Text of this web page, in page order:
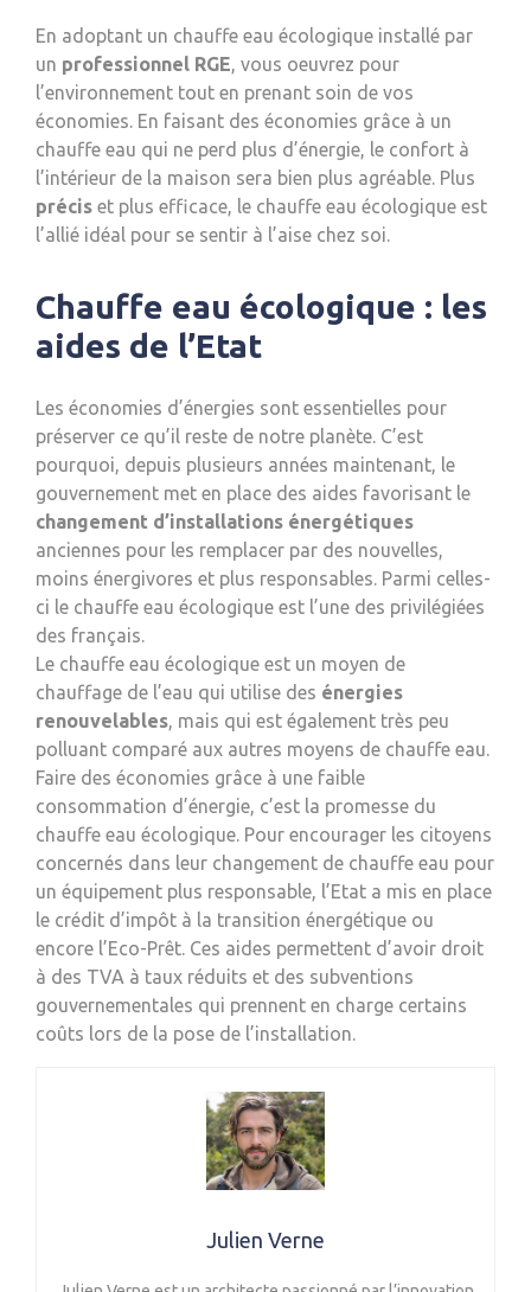
En adoptant un chauffe eau écologique installé par
un professionnel RGE, vous oeuvrez pour
l’environnement tout en prenant soin de vos
économies. En faisant des économies grâce à un
chauffe eau qui ne perd plus d’énergie, le confort à
l’intérieur de la maison sera bien plus agréable. Plus
précis et plus efficace, le chauffe eau écologique est
l’allié idéal pour se sentir à l’aise chez soi.
Chauffe eau écologique : les
aides de l’Etat
Les économies d’énergies sont essentielles pour
préserver ce qu’il reste de notre planète. C’est
pourquoi, depuis plusieurs années maintenant, le
gouvernement met en place des aides favorisant le
changement d’installations énergétiques
anciennes pour les remplacer par des nouvelles,
moins énergivores et plus responsables. Parmi celles-
ci le chauffe eau écologique est l’une des privilégiées
des français.
Le chauffe eau écologique est un moyen de
chauffage de l’eau qui utilise des énergies
renouvelables, mais qui est également très peu
polluant comparé aux autres moyens de chauffe eau.
Faire des économies grâce à une faible
consommation d’énergie, c’est la promesse du
chauffe eau écologique. Pour encourager les citoyens
concernés dans leur changement de chauffe eau pour
un équipement plus responsable, l’Etat a mis en place
le crédit d’impôt à la transition énergétique ou
encore l’Eco-Prêt. Ces aides permettent d’avoir droit
à des TVA à taux réduits et des subventions
gouvernementales qui prennent en charge certains
coûts lors de la pose de l’installation.
Julien Verne